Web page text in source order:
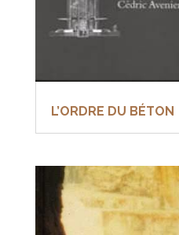
L’ORDRE DU BÉTON